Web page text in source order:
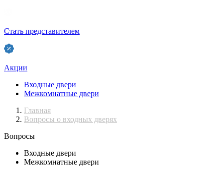
Стать представителем
Акции
Входные двери
Межкомнатные двери
Главная
Вопросы о входных дверях
Вопросы
Входные двери
Межкомнатные двери